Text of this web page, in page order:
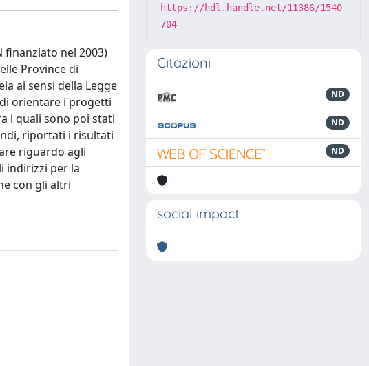
nel 2003)
Province di
ai sensi della Legge
orientare i progetti
i quali sono poi stati
riportati i risultati
riguardo agli
indirizzi per la
con gli altri
https://hdl.handle.net/11386/1540
704
Citazioni
ND
ND
ND
social impact